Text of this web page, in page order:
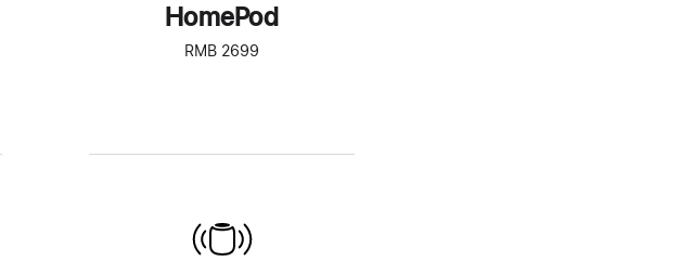
HomePod
RMB 2699